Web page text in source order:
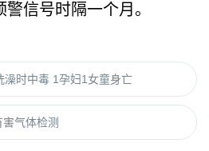
信号时隔一个月。
澡时中毒 1孕妇1女童身亡
气体检测